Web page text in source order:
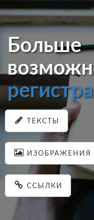
Больше
ТЕКСТЫ
ИЗОБРАЖЕНИЯ
ССЫЛКИ